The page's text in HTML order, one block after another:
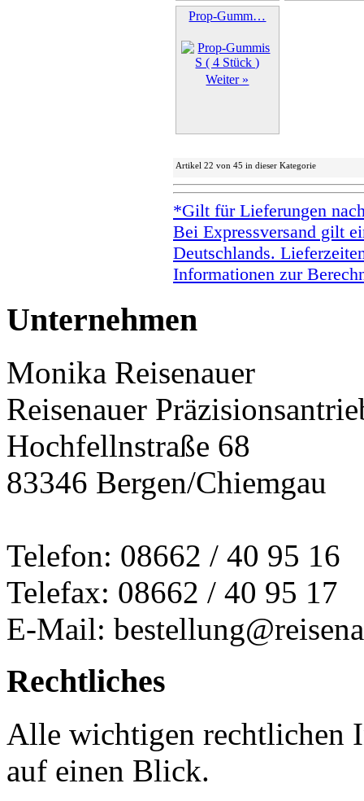
Prop-Gumm…
Weiter »
Artikel 22 von 45 in dieser Kategorie
*Gilt für Lieferungen
Bei Expressversand gilt
Deutschlands.
Informationen zur
Unternehmen
Monika Reisenauer
Reisenauer
Hochfellnstraße 68
83346 Bergen/Chiemgau
Telefon: 08662 / 40 95 16
Telefax: 08662 / 40 95 17
E-Mail:
Rechtliches
Alle wichtigen rechtlichen
auf einen Blick.